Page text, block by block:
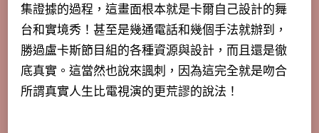
集證據的過程，這畫面根本就是卡爾自己設計的舞
台和實境秀！甚至是幾通電話和幾個手法就辦到，
勝過盧卡斯節目組的各種資源與設計，而且還是徹
底真實。這當然也說來諷刺，因為這完全就是吻合
所謂真實人生比電視演的更荒謬的說法！